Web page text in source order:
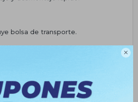

bolsa de transporte.
Envíos